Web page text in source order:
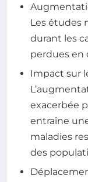
Les études
durant les
perdues en
Impact sur
exacerbée
entraîne
maladies
des